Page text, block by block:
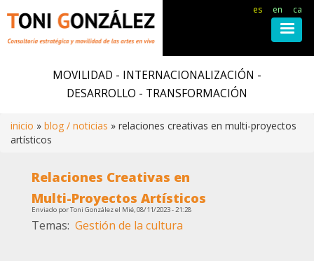
MOVILIDAD - INTERNACIONALIZACIÓN -
DESARROLLO - TRANSFORMACIÓN
Ruta
de
navegación
inicio blog / noticias
relaciones creativas en multi-proyectos
artísticos
es en ca
Relaciones Creativas en
Multi-Proyectos Artísticos
Enviado porToni Gonzálezel Mié, 08/11/2023 - 21:28
Temas Gestión de la cultura